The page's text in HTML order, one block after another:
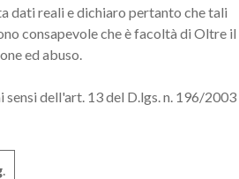
dati reali e dichiaro pertanto che tali
consapevole che è facoltà di Oltre il
ed abuso.
dell'art. 13 del D.lgs. n. 196/2003
.